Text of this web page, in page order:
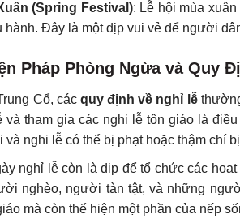
(Spring Festival): Lễ hội mùa
hành. Đây là một dịp vui vẻ để người
Pháp Phòng Ngừa và Quy
Cổ, các quy định về nghỉ lễ
và tham gia các nghi lễ tôn giáo là
và nghi lễ có thể bị phạt hoặc thậm chí
nghỉ lễ còn là dịp để tổ chức các hoạt
nghèo, người tàn tật, và những
mà còn thể hiện một phần của nếp